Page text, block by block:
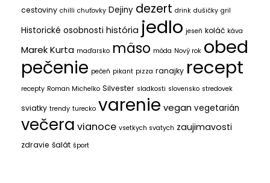
cestoviny chilli chuťovky Dejiny dezert drink dušičky gril
Historické osobnosti história jedlo jeseň koláč káva
Marek Kurta maďarsko mäso móda Nový rok obed
pečenie pečeň pikant pizza ranajky recept
recepty Roman Michelko Silvester sladkosti slovensko stredovek
sviatky trendy turecko varenie vegan vegetarián
večera vianoce vsetkych svatych zaujimavosti
zdravie šalát šport